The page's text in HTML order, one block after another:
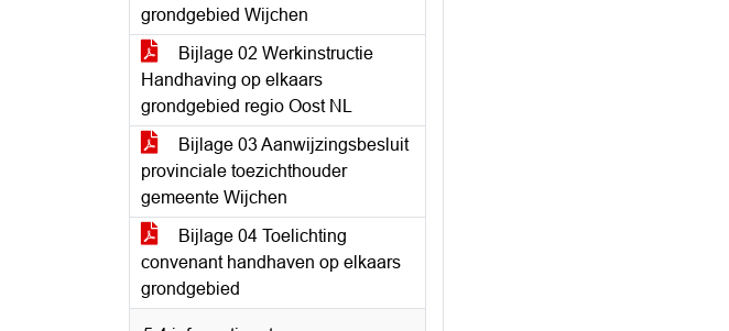
grondgebied Wijchen
Bijlage 02 Werkinstructie
Handhaving op elkaars
grondgebied regio Oost NL
Bijlage 03 Aanwijzingsbesluit
provinciale toezichthouder
gemeente Wijchen
Bijlage 04 Toelichting
convenant handhaven op elkaars
grondgebied